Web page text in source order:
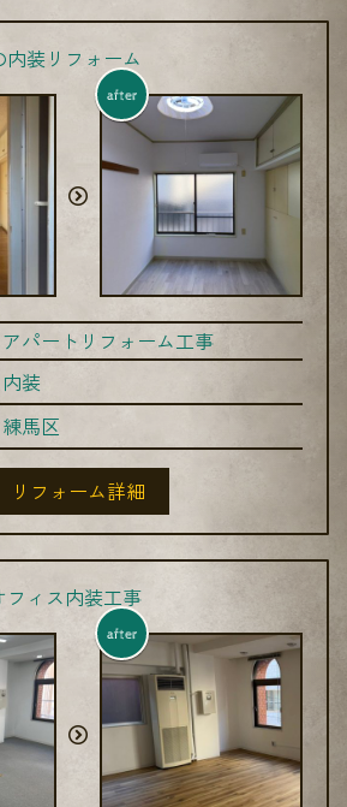
装リフォーム
after
アパートリフォーム工事
内装
練馬区
リフォーム詳細
フィス内装工事
after